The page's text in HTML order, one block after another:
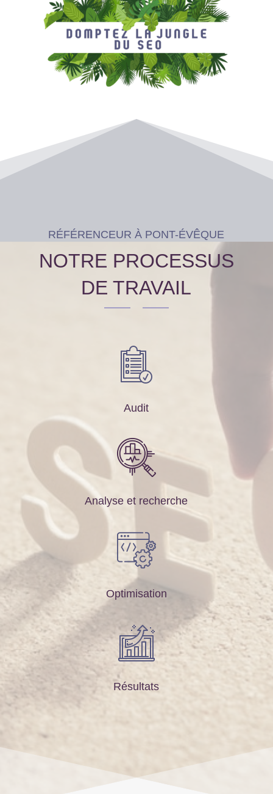
RÉFÉRENCEUR À PONT-ÉVÊQUE
NOTRE PROCESSUS
DE TRAVAIL
Audit
Analyse et recherche
Optimisation
Résultats